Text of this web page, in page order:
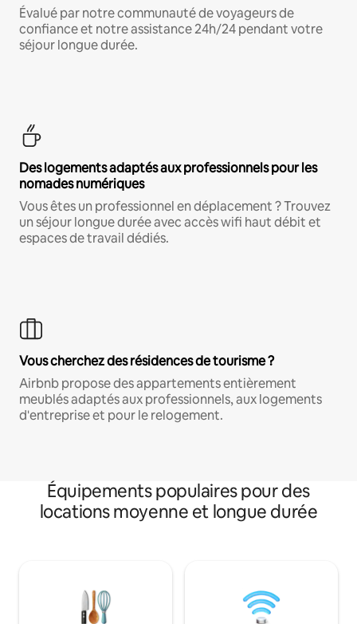
Évalué par notre communauté de voyageurs de
confiance et notre assistance 24h/24 pendant votre
séjour longue durée.
Des logements adaptés aux professionnels pour les
nomades numériques
Vous êtes un professionnel en déplacement ? Trouvez
un séjour longue durée avec accès wifi haut débit et
espaces de travail dédiés.
Vous cherchez des résidences de tourisme ?
Airbnb propose des appartements entièrement
meublés adaptés aux professionnels, aux logements
d'entreprise et pour le relogement.
Équipements populaires pour des
locations moyenne et longue durée